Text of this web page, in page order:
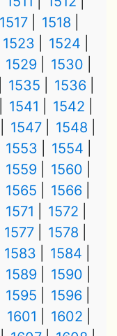
1517
1518
1523
1524
1529
1530
1535
1536
1541
1542
1547
1548
1553
1554
1559
1560
1565
1566
1571
1572
1577
1578
1583
1584
1589
1590
1595
1596
1601
1602